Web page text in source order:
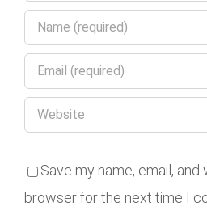
Save my name, email, and
browser for the next time I